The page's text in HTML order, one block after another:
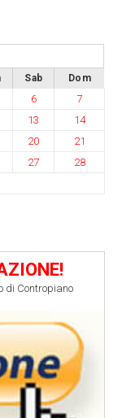
Sab Dom
6
7
13
14
20
21
27
28
di Contropiano